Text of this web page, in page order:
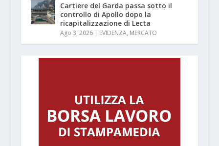
Cartiere del Garda passa sotto il
controllo di Apollo dopo la
ricapitalizzazione di Lecta
Ago 3, 2026| EVIDENZA, MERCATO